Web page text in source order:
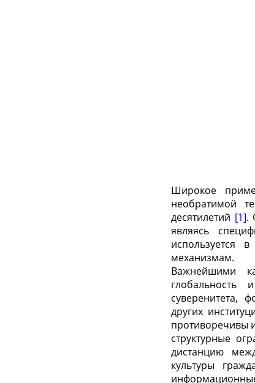
Широкое
необратимой
десятилетий [1].
являясь
используется
механизмам.
Важнейшими
глобальность
суверенитета,
других
противоречивы
структурные
дистанцию
культуры